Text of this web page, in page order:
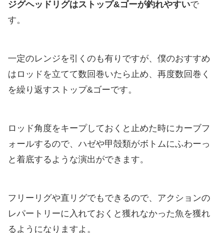
ジグヘッドリグはストップ&ゴーが釣れやすいで
す。
一定のレンジを引くのも有りですが、僕のおすすめ
はロッドを立てて数回巻いたら止め、再度数回巻く
を繰り返すストップ&ゴーです。
ロッド角度をキープしておくと止めた時にカーブフ
ォールするので、ハゼや甲殻類がボトムにふわーっ
と着底するような演出ができます。
フリーリグや直リグでもできるので、アクションの
レパートリーに入れておくと獲れなかった魚を獲れ
るようになりますよ。